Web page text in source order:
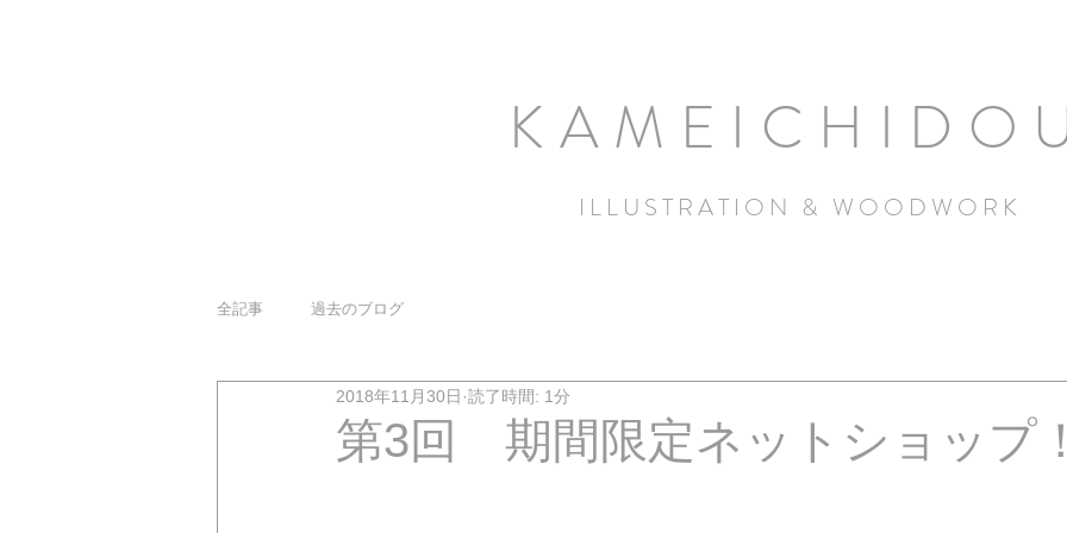
ILLUSTRATION & WOODWORK
全記事 過去のブログ
第3回 期間限定ネットショップ
2018年11月30日 読了時間: 1分